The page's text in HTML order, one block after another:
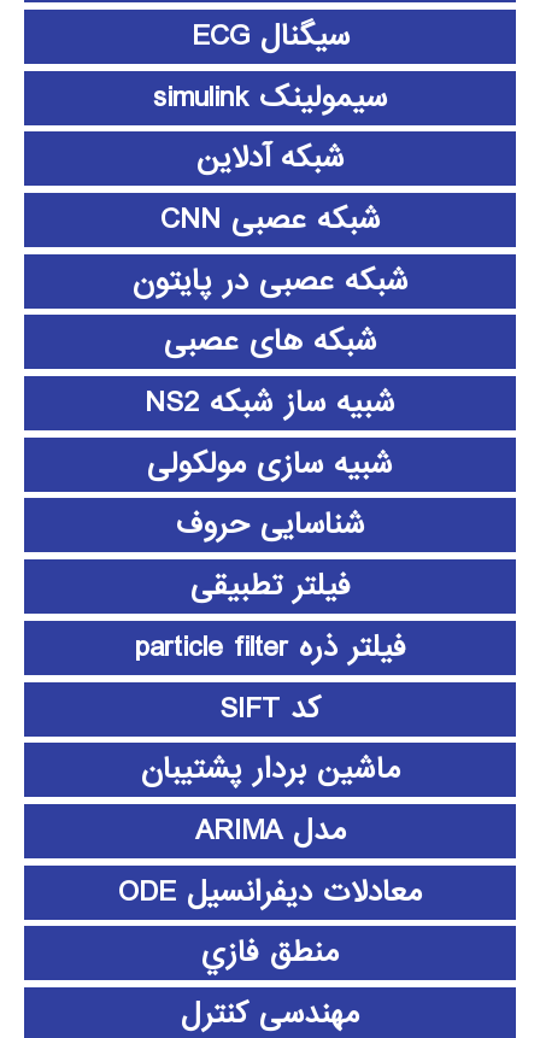
سیگنال ECG
سیمولینک simulink
شبکه آدلاین
شبکه عصبی CNN
شبکه عصبی در پایتون
شبکه های عصبی
شبیه ساز شبکه NS2
شبیه سازی مولکولی
شناسایی حروف
فیلتر تطبیقی
فیلتر ذره particle filter
کد SIFT
ماشین بردار پشتیبان
مدل ARIMA
معادلات دیفرانسیل ODE
منطق فازي
مهندسی کنترل